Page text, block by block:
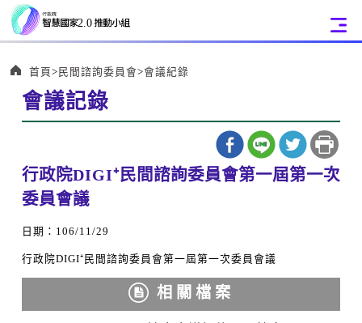
首頁 民間諮詢委員會 會議紀錄
會議記錄
:::
行政院DIGI⁺民間諮詢委員會第一屆第一次
委員會議
日期：106/11/29
行政院DIGI⁺民間諮詢委員會第一屆第一次委員會議
相關檔案